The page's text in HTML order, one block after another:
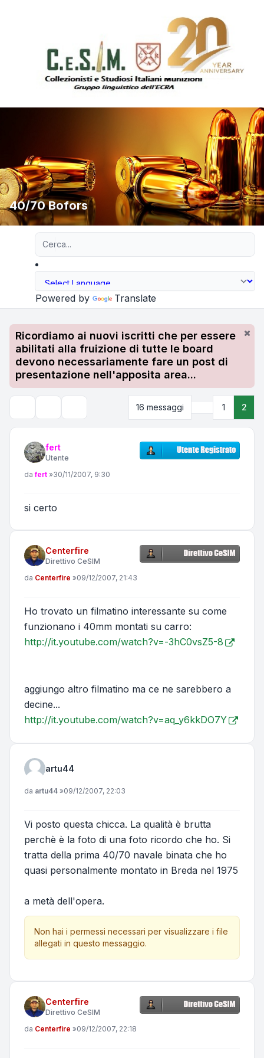
40/70 Bofors
Powered by Translate
Ricordiamo ai nuovi iscritti che per essere
abilitati alla fruizione di tutte le board
devono necessariamente fare un post di
presentazione nell'apposita area...
16 messaggi Precedente
1 2
fert
Utente
Messaggio
dafert »30/11/2007, 9:30
si certo
Centerfire
Direttivo CeSIM
Messaggio
da Centerfire »09/12/2007, 21:43
Ho trovato un filmatino interessante su come
funzionano i 40mm montati su carro:
http://it.youtube.com/watch?v=-3hC0vsZ5-8
aggiungo altro filmatino ma ce ne sarebbero a
decine...
http://it.youtube.com/watch?v=aq_y6kkDO7Y
artu44
Messaggio
da artu44 »09/12/2007, 22:03
Vi posto questa chicca. La qualità è brutta
perchè è la foto di una foto ricordo che ho. Si
tratta della prima 40/70 navale binata che ho
quasi personalmente montato in Breda nel 1975
a metà dell'opera.
Non hai i permessi necessari per visualizzare i file
allegati in questo messaggio.
Centerfire
Direttivo CeSIM
Messaggio
da Centerfire »09/12/2007, 22:18